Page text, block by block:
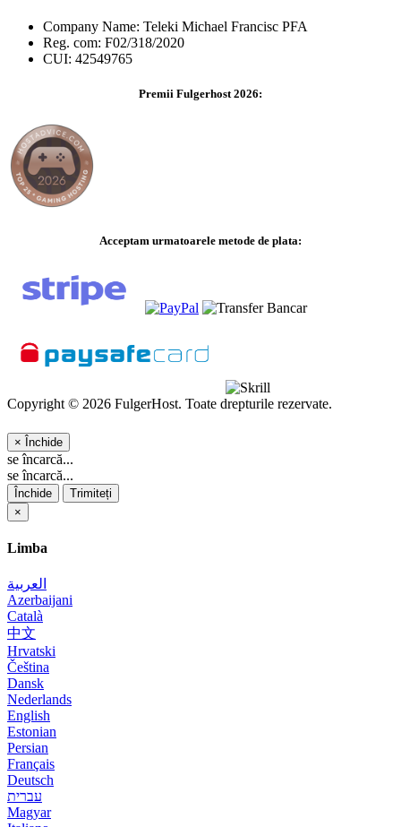
Company Name: Teleki Michael Francisc PFA
Reg. com: F02/318/2020
CUI: 42549765
Premii Fulgerhost 2026:
Acceptam urmatoarele metode de plata:
Copyright © 2026 FulgerHost. Toate drepturile rezervate.
× Închide
se încarcă...
se încarcă...
Închide
Trimiteți
×
Limba
العربية
Azerbaijani
Català
中文
Hrvatski
Čeština
Dansk
Nederlands
English
Estonian
Persian
Français
Deutsch
עברית
Magyar